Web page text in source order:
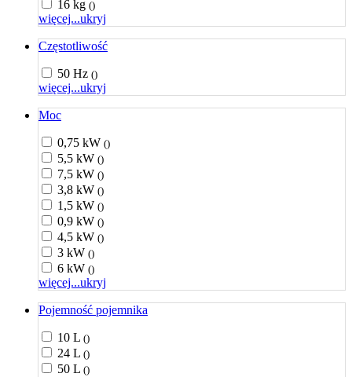
16 kg ()
więcej...ukryj
Częstotliwość
50 Hz ()
więcej...ukryj
Moc
0,75 kW ()
5,5 kW ()
7,5 kW ()
3,8 kW ()
1,5 kW ()
0,9 kW ()
4,5 kW ()
3 kW ()
6 kW ()
więcej...ukryj
Pojemność pojemnika
10 L ()
24 L ()
50 L ()